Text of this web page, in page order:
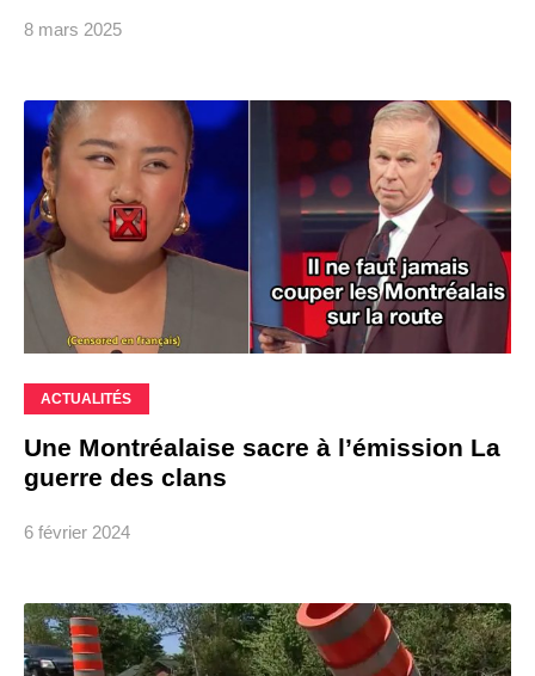
8 mars 2025
ACTUALITÉS
Une Montréalaise sacre à l’émission La
guerre des clans
6 février 2024